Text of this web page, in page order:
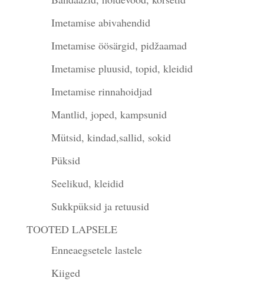
Imetamise abivahendid
Imetamise öösärgid, pidžaamad
Imetamise pluusid, topid, kleidid
Imetamise rinnahoidjad
Mantlid, joped, kampsunid
Mütsid, kindad,sallid, sokid
Püksid
Seelikud, kleidid
Sukkpüksid ja retuusid
TOOTED LAPSELE
Enneaegsetele lastele
Kiiged